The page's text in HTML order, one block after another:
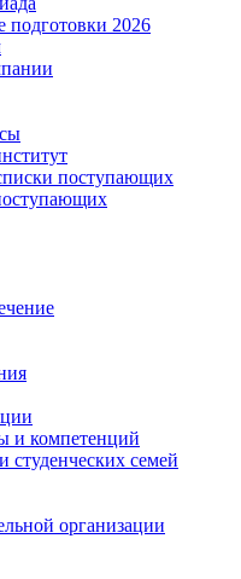
подготовки 2026
поступающих
и компетенций
семей
организации